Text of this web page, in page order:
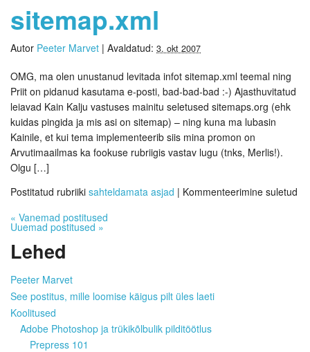
sitemap.xml
Autor Peeter Marvet | Avaldatud: 3. okt 2007
OMG, ma olen unustanud levitada infot sitemap.xml teemal ning
Priit on pidanud kasutama e-posti, bad-bad-bad :-) Ajasthuvitatud
leiavad Kain Kalju vastuses mainitu seletused sitemaps.org (ehk
kuidas pingida ja mis asi on sitemap) – ning kuna ma lubasin
Kainile, et kui tema implementeerib siis mina promon on
Arvutimaailmas ka fookuse rubriigis vastav lugu (tnks, Merlis!).
Olgu […]
Postitatud rubriiki sahteldamata asjad | Kommenteerimine suletud
« Vanemad postitused
Uuemad postitused »
Lehed
Peeter Marvet
See postitus, mille loomise käigus pilt üles laeti
Koolitused
Adobe Photoshop ja trükikõlbulik pilditöötlus
Prepress 101